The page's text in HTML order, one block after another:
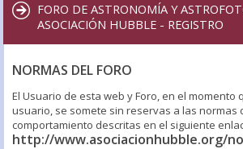
FORO DE ASTRONOMÍA Y
ASOCIACIÓN HUBBLE - REGISTRO
NORMAS DEL FORO
El Usuario de esta web y Foro, en el momento
usuario, se somete sin reservas a las normas
comportamiento descritas en el siguiente
http://www.asociacionhubble.org/